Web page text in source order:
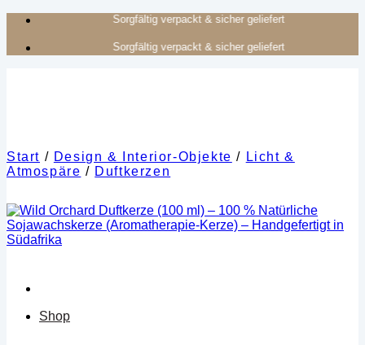
Zum
springen
Authentisches Kunsthandwerk aus Afrika
Authentisches Kunsthandwerk aus Afrika
Shop
Start / Design & Interior-Objekte / Licht &
Atmospäre / Duftkerzen